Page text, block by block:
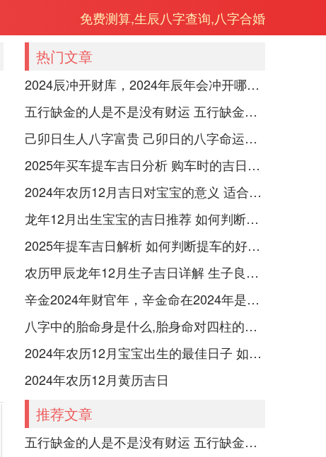
免费测算,生辰八字查询,八字合婚
热门文章
2024辰冲开财库，2024年辰年会冲开哪些人的财库
五行缺金的人是不是没有财运 五行缺金的人命运好不好
己卯日生人八字富贵 己卯日的八字命运如何
2025年买车提车吉日分析 购车时的吉日与禁忌
2024年农历12月吉日对宝宝的意义 适合龙年宝宝出生的日子有哪些
龙年12月出生宝宝的吉日推荐 如何判断吉日是否适合宝宝
2025年提车吉日解析 如何判断提车的好日子
农历甲辰龙年12月生子吉日详解 生子良辰的影响因素
辛金2024年财官年，辛金命在2024年是财官年还是财印年
八字中的胎命身是什么,胎身命对四柱的影响
2024年农历12月宝宝出生的最佳日子 如何挑选适合的吉日
2024年农历12月黄历吉日
推荐文章
五行缺金的人是不是没有财运 五行缺金的人命运好不好